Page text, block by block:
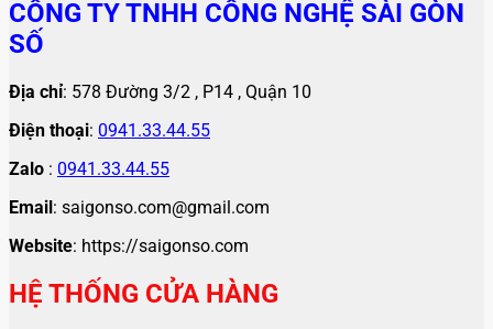
CÔNG TY TNHH CÔNG NGHỆ SÀI GÒN
SỐ
Địa chỉ: 578 Đường 3/2 , P14 , Quận 10
Điện thoại: 0941.33.44.55
Zalo : 0941.33.44.55
Email: saigonso.com@gmail.com
Website: https://saigonso.com
HỆ THỐNG CỬA HÀNG